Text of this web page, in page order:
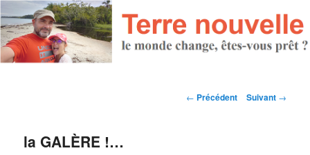
Navigation des articles
← Précédent Suivant →
la GALÈRE !…